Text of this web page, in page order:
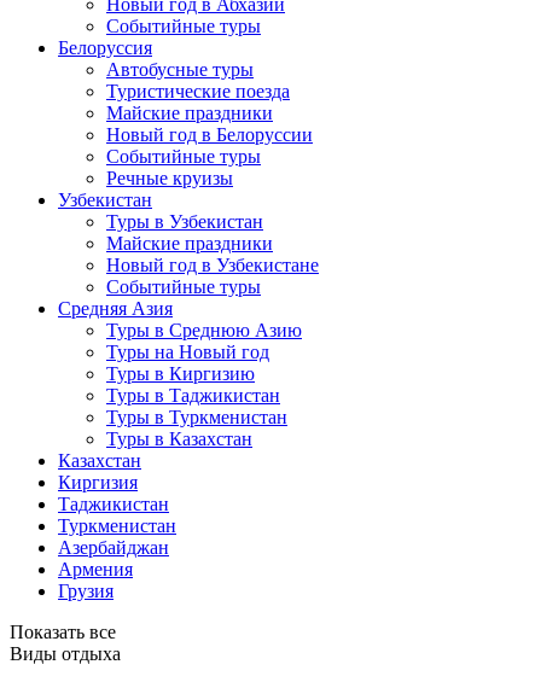
Событийные туры
Белоруссия
Автобусные туры
Туристические поезда
Майские праздники
Новый год в Белоруссии
Событийные туры
Речные круизы
Узбекистан
Туры в Узбекистан
Майские праздники
Новый год в Узбекистане
Событийные туры
Средняя Азия
Туры в Среднюю Азию
Туры на Новый год
Туры в Киргизию
Туры в Таджикистан
Туры в Туркменистан
Туры в Казахстан
Казахстан
Киргизия
Таджикистан
Туркменистан
Азербайджан
Армения
Грузия
Показать все
Виды отдыха